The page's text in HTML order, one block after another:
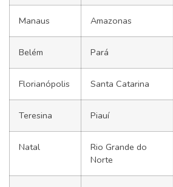
Manaus Amazonas
Belém Pará
Florianópolis Santa Catarina
Teresina Piauí
Natal
Rio Grande do
Norte